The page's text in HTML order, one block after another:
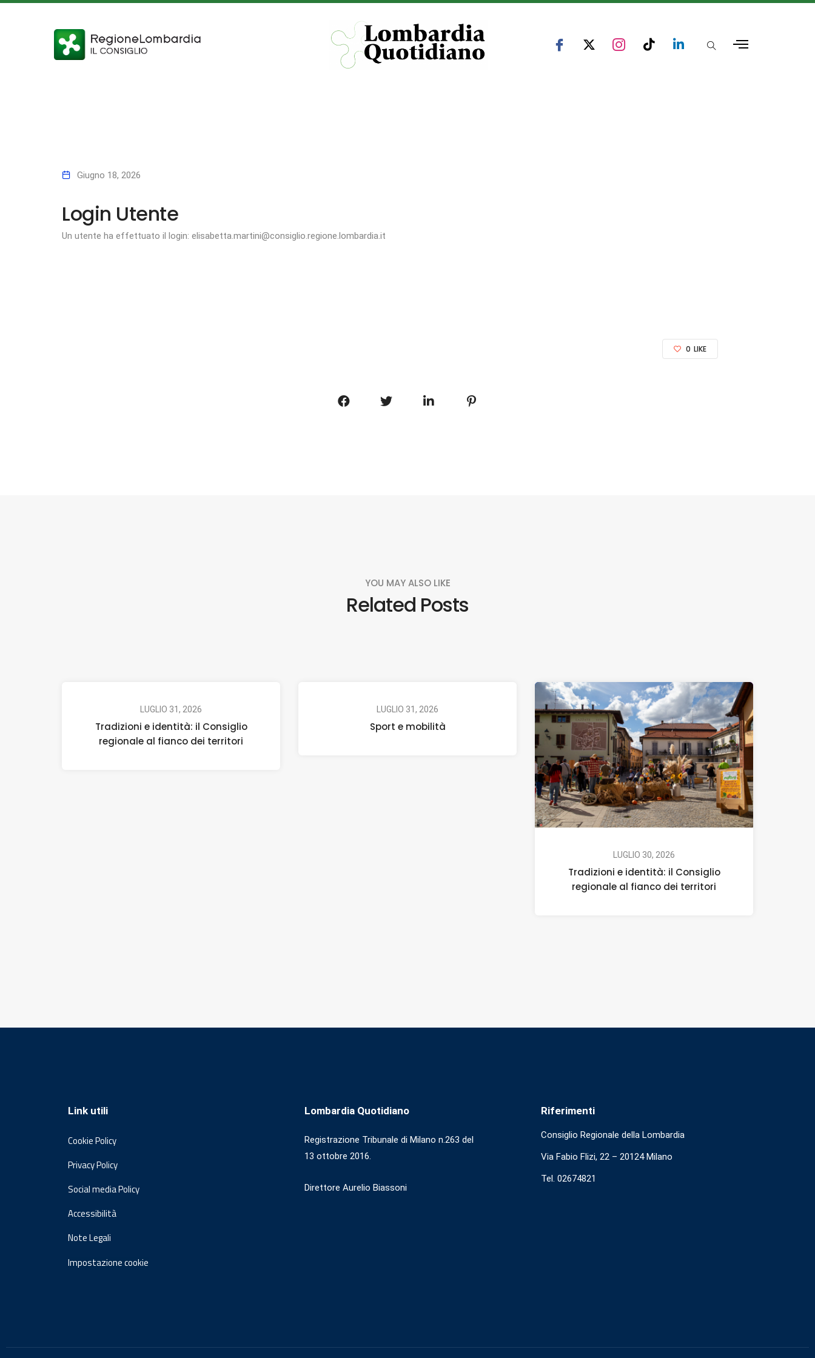
Giugno 18, 2026
Login Utente
Un utente ha effettuato il login: elisabetta.martini@consiglio.regione.lombardia.it
0 LIKE
YOU MAY ALSO LIKE
Related Posts
LUGLIO 31, 2026
Tradizioni e identità: il Consiglio
regionale al fianco dei territori
LUGLIO 31, 2026
Sport e mobilità
LUGLIO 30, 2026
Tradizioni e identità: il Consiglio
regionale al fianco dei territori
Link utili
Cookie Policy
Privacy Policy
Social media Policy
Accessibilità
Note Legali
Impostazione cookie
Lombardia Quotidiano
Registrazione Tribunale di Milano n.263 del
13 ottobre 2016.
Direttore Aurelio Biassoni
Riferimenti
Consiglio Regionale della Lombardia
Via Fabio Flizi, 22 – 20124 Milano
Tel. 02674821